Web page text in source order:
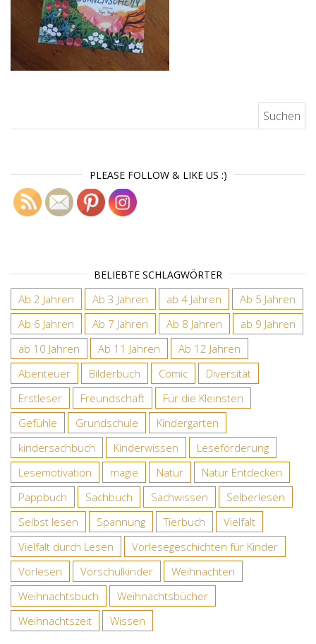
PLEASE FOLLOW & LIKE US :)
BELIEBTE SCHLAGWÖRTER
Ab 2 Jahren Ab 3 Jahren ab 4 Jahren
Ab 5 Jahren
Ab 6 Jahren
Ab 7 Jahren Ab 8 Jahren
ab 9 Jahren
ab 10 Jahren
Ab 11 Jahren
Ab 12 Jahren
Abenteuer
Bilderbuch Comic
Diversität
Erstleser
Freundschaft
Für die Kleinsten
Gefühle
Grundschule
Kindergarten
kindersachbuch
Kinderwissen
Leseförderung
Lesemotivation
magie Natur
Natur Entdecken
Pappbuch
Sachbuch Sachwissen
Selberlesen
Selbst lesen
Spannung Tierbuch
Vielfalt
Vielfalt durch Lesen
Vorlesegeschichten für Kinder
Vorlesen
Vorschulkinder
Weihnachten
Weihnachtsbuch
Weihnachtsbücher
Weihnachtszeit
Wissen